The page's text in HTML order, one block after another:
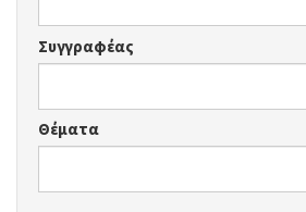
Συγγραφέας
Θέματα